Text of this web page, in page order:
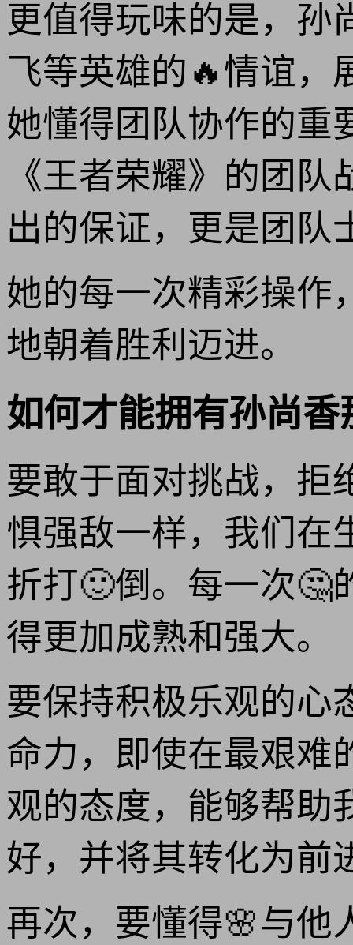
更值得玩味的是，孙
飞等英雄的🔥情谊
她懂得团队协作的重
《王者荣耀》的团
出的保证，更是团队
她的每一次精彩操作
地朝着胜利迈进。
如何才能拥有孙尚
要敢于面对挑战，拒
惧强敌一样，我们在
折打🙂倒。每一次🤔
得更加成熟和强大。
要保持积极乐观的心
命力，即使在最艰难
观的态度，能够帮助
好，并将其转化为前
再次，要懂得🌸与他